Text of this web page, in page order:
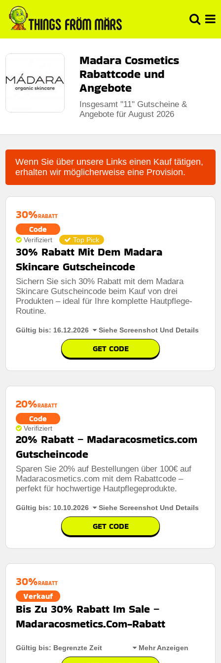
Madara Cosmetics
Rabattcode und
Angebote
Insgesamt "11" Gutscheine &
Angebote für August 2026
Wenn Sie über unsere Links einen Kauf tätigen,
erhalten wir möglicherweise eine Provision.
30%RABATT
Code
Verifiziert Top Pick
30% Rabatt Mit Dem Madara
Skincare Gutscheincode
Sichern Sie sich 30% Rabatt mit dem Madara
Skincare Gutscheincode beim Kauf von drei
Produkten – ideal für Ihre komplette Hautpflege-
Routine.
Gültig bis: 16.12.2026 Siehe Screenshot Und Details
GET CODE
Rabatt: 30% rabatt auf den dritten artikel
Mindestkaufbetrag:Keine mindestausgaben
Berechtigung: Für alle kunden
Kumulierbar:Nicht mit anderen angeboten
Bedingungen:
auf der website des händlers
20%RABATT
Code
Verifiziert
20% Rabatt – Madaracosmetics.com
Gutscheincode
Sparen Sie 20% auf Bestellungen über 100€ auf
Madaracosmetics.com mit dem Rabattcode –
perfekt für hochwertige Hautpflegeprodukte.
Gültig bis: 10.10.2026 Siehe Screenshot Und Details
GET CODE
30%RABATT
Verkauf
Bis Zu 30% Rabatt Im Sale –
Madaracosmetics.Com-Rabatt
Gültig bis: Begrenzte Zeit Mehr Anzeigen